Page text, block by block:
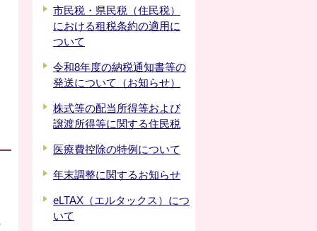
市民税・県民税（住民税）
における租税条約の適用に
ついて
令和8年度の納税通知書等の
発送について（お知らせ）
株式等の配当所得等および
譲渡所得等に関する住民税
医療費控除の特例について
年末調整に関するお知らせ
eLTAX（エルタックス）につ
いて